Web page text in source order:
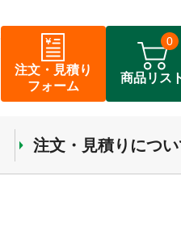
注文・見積り
フォーム
商品リス
0
注文・見積りにつ